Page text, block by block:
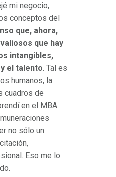
mi negocio,
conceptos del
que, ahora,
que hay
intangibles,
el talento. Tal es
humanos, la
cuadros de
en el MBA.
no sólo un
Eso me lo